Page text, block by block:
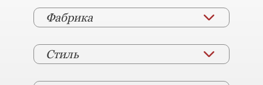
Фабрика
Стиль